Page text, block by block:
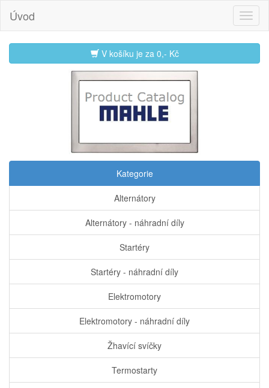
Úvod
V košíku je za 0,- Kč
Kategorie
Alternátory
Alternátory - náhradní díly
Startéry
Startéry - náhradní díly
Elektromotory
Elektromotory - náhradní díly
Žhavící svíčky
Termostarty